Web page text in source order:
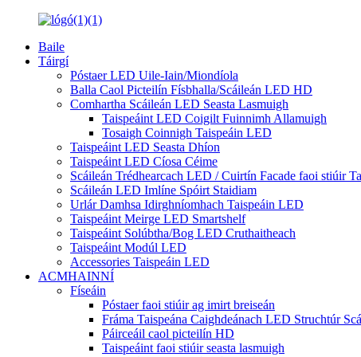
Baile
Táirgí
Póstaer LED Uile-Iain/Miondíola
Balla Caol Picteilín Físbhalla/Scáileán LED HD
Comhartha Scáileán LED Seasta Lasmuigh
Taispeáint LED Coigilt Fuinnimh Allamuigh
Tosaigh Coinnigh Taispeáin LED
Taispeáint LED Seasta Dhíon
Taispeáint LED Cíosa Céime
Scáileán Trédhearcach LED / Cuirtín Facade faoi stiúir
Scáileán LED Imlíne Spóirt Staidiam
Urlár Damhsa Idirghníomhach Taispeáin LED
Taispeáint Meirge LED Smartshelf
Taispeáint Solúbtha/Bog LED Cruthaitheach
Taispeáint Modúl LED
Accessories Taispeáin LED
ACMHAINNÍ
Físeáin
Póstaer faoi stiúir ag imirt breiseán
Fráma Taispeána Caighdeánach LED Struchtúr
Páirceáil caol picteilín HD
Taispeáint faoi stiúir seasta lasmuigh